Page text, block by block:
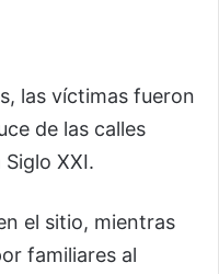
las víctimas fueron
de las calles
XXI.
el sitio, mientras
familiares al